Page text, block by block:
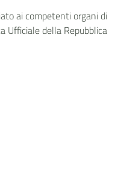
ai competenti organi di
Ufficiale della Repubblica